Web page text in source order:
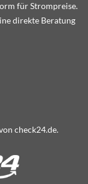
für Strompreise.
direkte Beratung
check24.de.